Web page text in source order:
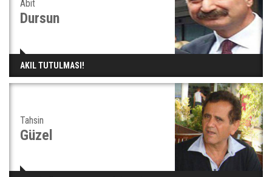
Abit
Dursun
AKIL TUTULMASI!
Tahsin
Güzel